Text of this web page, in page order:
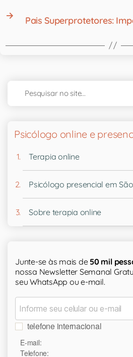
→
Pais Superprotetores:
Psicólogo online e
Terapia online
Psicólogo presencial em
Sobre terapia online
Junte-se às mais de 50 mil
nossa Newsletter Semanal
seu WhatsApp ou e-mail.
telefone internacional
E-mail:
Telefone: